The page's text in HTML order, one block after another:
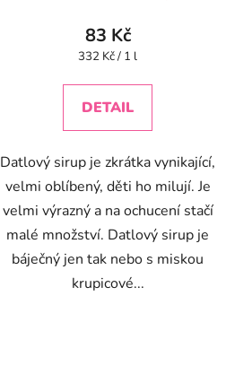
83 Kč
Měrná
332 Kč / 1 l
DETAIL
Datlový sirup je zkrátka vynikající,
velmi oblíbený, děti ho milují. Je
velmi výrazný a na ochucení stačí
malé množství. Datlový sirup je
báječný jen tak nebo s miskou
krupicové...